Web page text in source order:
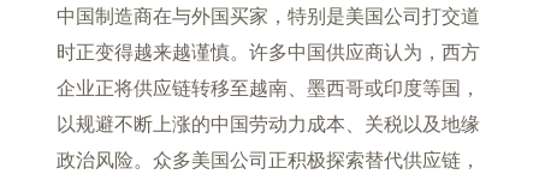
中国制造商在与外国买家，特别是美国公司打交道
时正变得越来越谨慎。许多中国供应商认为，西方
企业正将供应链转移至越南、墨西哥或印度等国，
以规避不断上涨的中国劳动力成本、关税以及地缘
政治风险。众多美国公司正积极探索替代供应链，